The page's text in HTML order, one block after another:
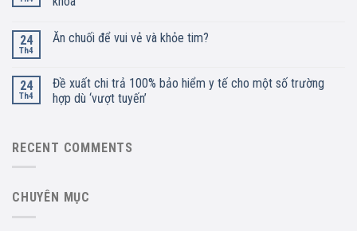
24
Th4
Ăn chuối để vui vẻ và khỏe tim?
24
Th4
Đề xuất chi trả 100% bảo hiểm y tế cho một số trường
hợp dù ‘vượt tuyến’
RECENT COMMENTS
CHUYÊN MỤC